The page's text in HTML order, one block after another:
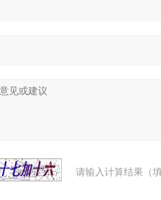
请输入计算结果（